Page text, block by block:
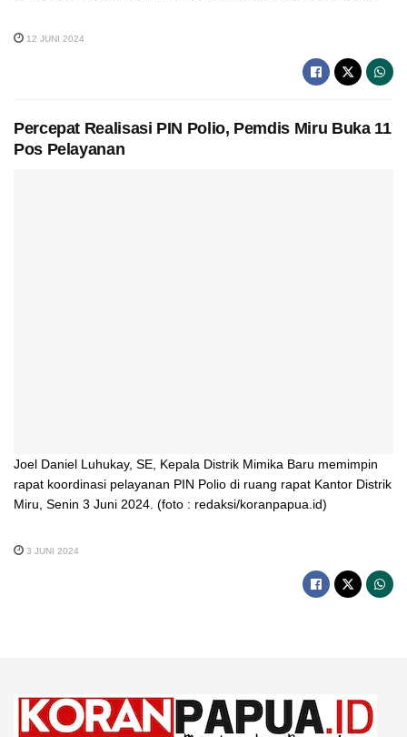
12 JUNI 2024
Percepat Realisasi PIN Polio, Pemdis Miru Buka 11
Pos Pelayanan
Joel Daniel Luhukay, SE, Kepala Distrik Mimika Baru memimpin
rapat koordinasi pelayanan PIN Polio di ruang rapat Kantor Distrik
Miru, Senin 3 Juni 2024. (foto : redaksi/koranpapua.id)
3 JUNI 2024